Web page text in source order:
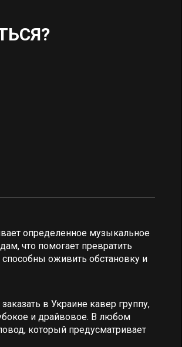
определенное музыкальное
что помогает превратить
оживить обстановку и
в Украине кавер группу,
и драйвовое. В любом
который предусматривает